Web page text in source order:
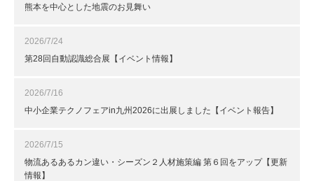
熊本を中心とした地震のお見舞い
2026/7/24
第28回自動認識総合展【イベント情報】
2026/7/16
中小企業テクノフェアin九州2026に出展しました【イベント報告】
2026/7/15
物流あるあるカン違い・シーズン２人材施策編 第６回をアップ【更新
情報】